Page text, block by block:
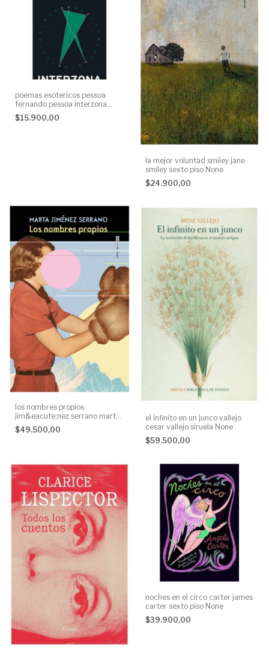
poemas esotericos pessoa
fernando pessoa interzona
editora None
$15.900,00
la mejor voluntad smiley jane
smiley sexto piso None
$24.900,00
los nombres propios
jim&eacute;nez serrano marta
jim&eacute;nez serrano sexto
piso None
$49.500,00
el infinito en un junco vallejo
cesar vallejo siruela None
$59.500,00
noches en el circo carter james
carter sexto piso None
$39.900,00